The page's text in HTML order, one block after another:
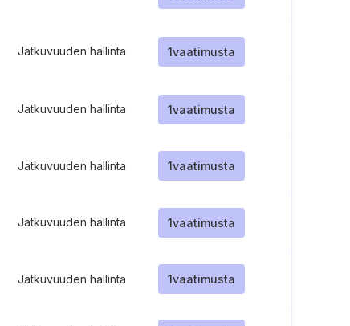
Jatkuvuuden hallinta 1vaatimusta
Jatkuvuuden hallinta 1vaatimusta
Jatkuvuuden hallinta 1vaatimusta
Jatkuvuuden hallinta 1vaatimusta
Jatkuvuuden hallinta 1vaatimusta